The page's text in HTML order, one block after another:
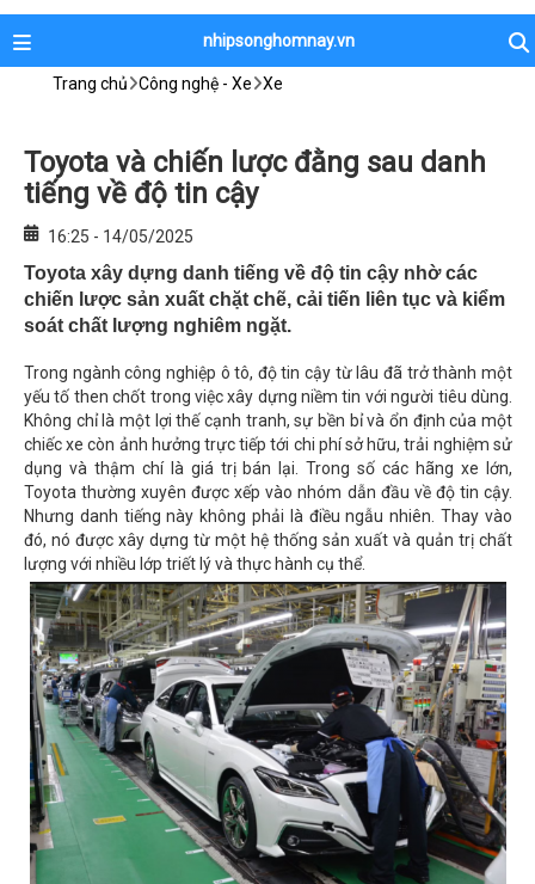
nhipsonghomnay.vn
Trang chủ Công nghệ - Xe Xe
Toyota và chiến lược đằng sau danh
tiếng về độ tin cậy
16:25 - 14/05/2025
Toyota xây dựng danh tiếng về độ tin cậy nhờ các
chiến lược sản xuất chặt chẽ, cải tiến liên tục và kiểm
soát chất lượng nghiêm ngặt.
Trong ngành công nghiệp ô tô, độ tin cậy từ lâu đã trở thành một
yếu tố then chốt trong việc xây dựng niềm tin với người tiêu dùng.
Không chỉ là một lợi thế cạnh tranh, sự bền bỉ và ổn định của một
chiếc xe còn ảnh hưởng trực tiếp tới chi phí sở hữu, trải nghiệm sử
dụng và thậm chí là giá trị bán lại. Trong số các hãng xe lớn,
Toyota thường xuyên được xếp vào nhóm dẫn đầu về độ tin cậy.
Nhưng danh tiếng này không phải là điều ngẫu nhiên. Thay vào
đó, nó được xây dựng từ một hệ thống sản xuất và quản trị chất
lượng với nhiều lớp triết lý và thực hành cụ thể.